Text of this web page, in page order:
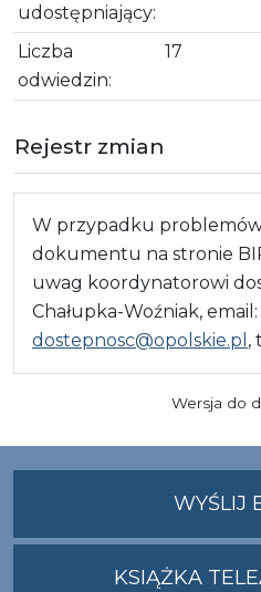
udostępniający:
Liczba
odwiedzin:
17
Rejestr zmian
W przypadku
dokumentu na stronie
uwag koordynatorowi
Chałupka-Woźniak, email:
dostepnosc@opolskie.pl ,
Wersja do
WYŚLIJ
KSIĄŻKA